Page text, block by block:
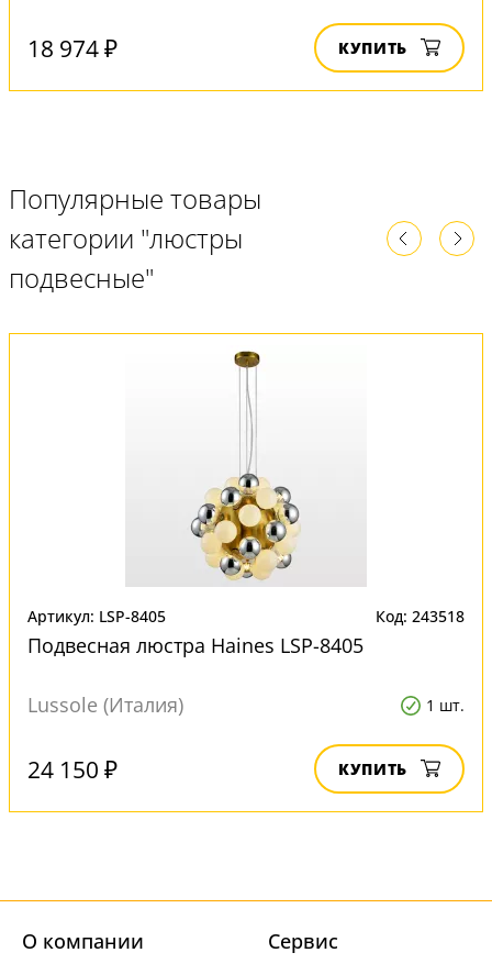
18 974 ₽ КУПИТЬ
Популярные товары
категории "люстры
подвесные"
Артикул: LSP-8405 Код: 243518
Подвесная люстра Haines LSP-8405
Lussole (Италия) 1 шт.
24 150 ₽ КУПИТЬ
О компании Cервис